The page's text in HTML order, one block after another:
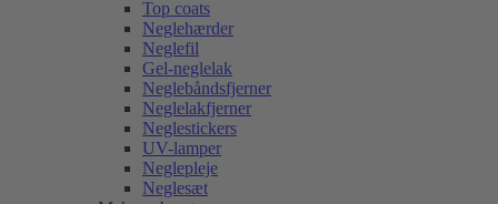
Top coats
Neglehærder
Neglefil
Gel-neglelak
Neglebåndsfjerner
Neglelakfjerner
Neglestickers
UV-lamper
Neglepleje
Neglesæt